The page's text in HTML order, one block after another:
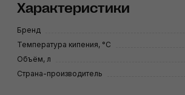
Характеристики
Бренд
Температура кипения, °С
Объём, л
Страна-производитель